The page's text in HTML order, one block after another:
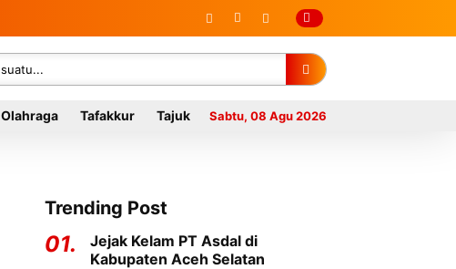
Olahraga Tafakkur Tajuk Sabtu, 08 Agu 2026
Trending Post
01.
Jejak Kelam PT Asdal di
Kabupaten Aceh Selatan